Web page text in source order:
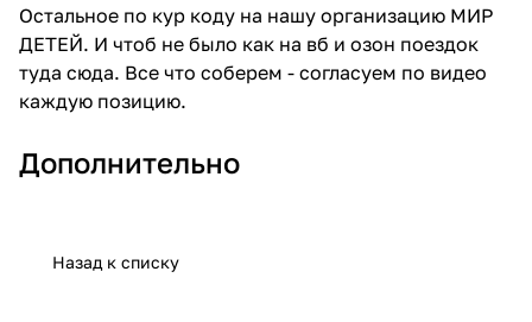
Остальное по кур коду на нашу организацию МИР
ДЕТЕЙ. И чтоб не было как на вб и озон поездок
туда сюда. Все что соберем - согласуем по видео
каждую позицию.
Дополнительно
Назад к списку